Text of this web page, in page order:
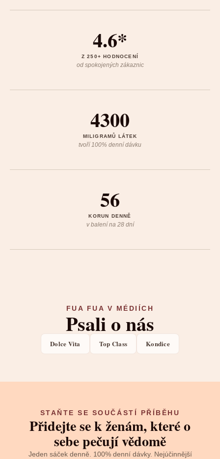
4.6*
Z 250+ HODNOCENÍ
od spokojených zákaznic
4300
MILIGRAMŮ LÁTEK
tvoří 100% denní dávku
56
KORUN DENNĚ
v balení na 28 dní
FUA FUA V MÉDIÍCH
Psali o nás
Dolce Vita Top Class Kondice
STAŇTE SE SOUČÁSTÍ PŘÍBĚHU
Přidejte se k ženám, které o
sebe pečují vědomě
Jeden sáček denně. 100% denní dávky. Nejúčinnější